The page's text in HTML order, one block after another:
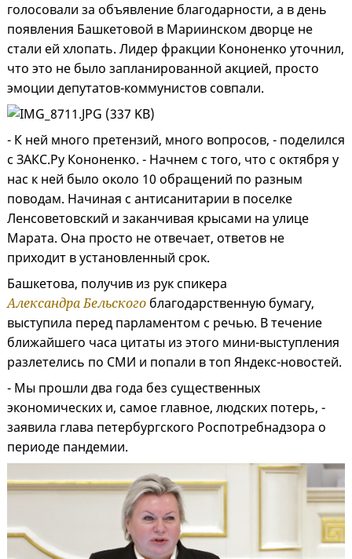
голосовали за объявление благодарности, а в день
появления Башкетовой в Мариинском дворце не
стали ей хлопать. Лидер фракции Кононенко уточнил,
что это не было запланированной акцией, просто
эмоции депутатов-коммунистов совпали.
- К ней много претензий, много вопросов, - поделился
с ЗАКС.Ру Кононенко. - Начнем с того, что с октября у
нас к ней было около 10 обращений по разным
поводам. Начиная с антисанитарии в поселке
Ленсоветовский и заканчивая крысами на улице
Марата. Она просто не отвечает, ответов не
приходит в установленный срок.
Башкетова, получив из рук спикера
Александра Бельского благодарственную бумагу,
выступила перед парламентом с речью. В течение
ближайшего часа цитаты из этого мини-выступления
разлетелись по СМИ и попали в топ Яндекс-новостей.
- Мы прошли два года без существенных
экономических и, самое главное, людских потерь, -
заявила глава петербургского Роспотребнадзора о
периоде пандемии.